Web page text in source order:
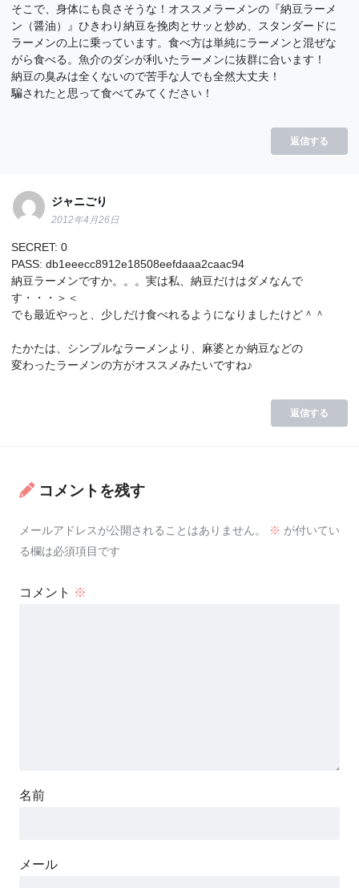
そこで、身体にも良さそうな！オススメラーメンの『納豆ラーメ
ン（醤油）』ひきわり納豆を挽肉とサッと炒め、スタンダードに
ラーメンの上に乗っています。食べ方は単純にラーメンと混ぜな
がら食べる。魚介のダシが利いたラーメンに抜群に合います！
納豆の臭みは全くないので苦手な人でも全然大丈夫！
騙されたと思って食べてみてください！
返信する
ジャニごり
2012年4月26日
SECRET: 0
PASS: db1eeecc8912e18508eefdaaa2caac94
納豆ラーメンですか。。。実は私、納豆だけはダメなんで
す・・・＞＜
でも最近やっと、少しだけ食べれるようになりましたけど＾＾
たかたは、シンプルなラーメンより、麻婆とか納豆などの
変わったラーメンの方がオススメみたいですね♪
返信する
コメントを残す
メールアドレスが公開されることはありません。 ※ が付いてい
る欄は必須項目です
コメント ※
名前
メール